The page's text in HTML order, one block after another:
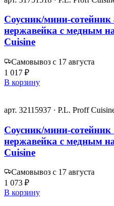
Соусник/мини-
нержавейка с медным
Cuisine
Самовывоз с 17 августа
1 017 ₽
В корзину
арт. 32115937 · P.L. Proff
Соусник/мини-
нержавейка с медным
Cuisine
Самовывоз с 17 августа
1 073 ₽
В корзину